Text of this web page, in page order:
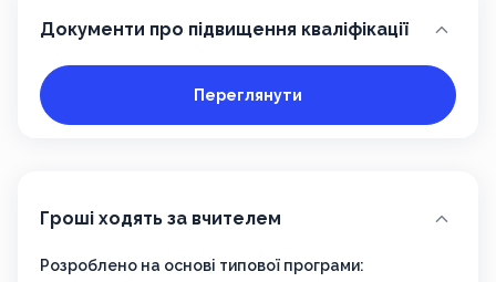
Документи про підвищення кваліфікації
Переглянути
Гроші ходять за вчителем
Розроблено на основі типової програми: